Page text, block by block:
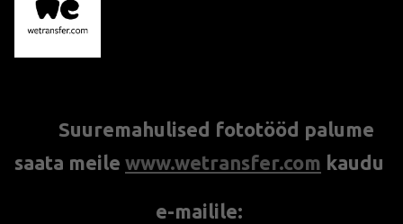
Suuremahulised fototööd palume
saata meile www.wetransfer.com kaudu
e-mailile: